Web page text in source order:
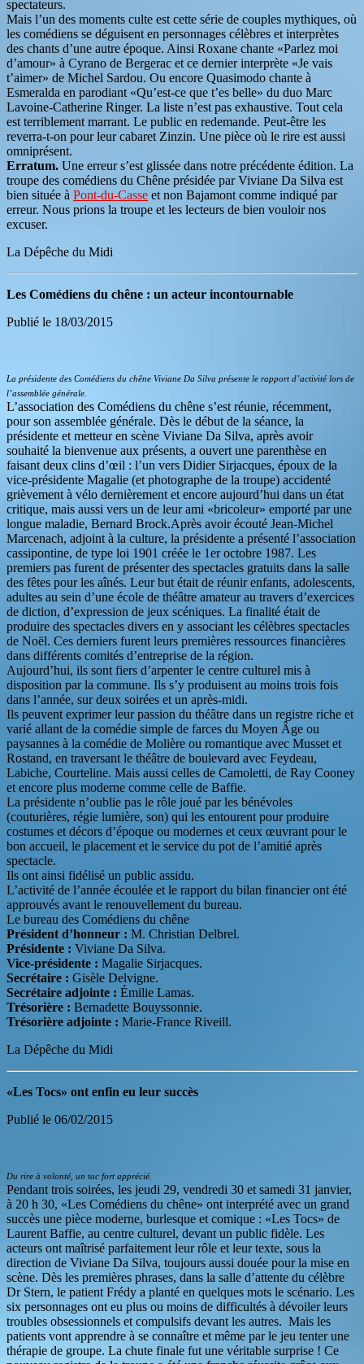
spectateurs.
Mais l’un des moments culte est cette série de couples mythiques, où
les comédiens se déguisent en personnages célèbres et interprètes
des chants d’une autre époque. Ainsi Roxane chante «Parlez moi
d’amour» à Cyrano de Bergerac et ce dernier interprète «Je vais
t’aimer» de Michel Sardou. Ou encore Quasimodo chante à
Esmeralda en parodiant «Qu’est-ce que t’es belle» du duo Marc
Lavoine-Catherine Ringer. La liste n’est pas exhaustive. Tout cela
est terriblement marrant. Le public en redemande. Peut-être les
reverra-t-on pour leur cabaret Zinzin. Une pièce où le rire est aussi
omniprésent.
Erratum. Une erreur s’est glissée dans notre précédente édition. La
troupe des comédiens du Chêne présidée par Viviane Da Silva est
bien située à Pont-du-Casse et non Bajamont comme indiqué par
erreur. Nous prions la troupe et les lecteurs de bien vouloir nos
excuser.
La Dépêche du Midi
Les Comédiens du chêne : un acteur incontournable
Publié le 18/03/2015
La présidente des Comédiens du chêne Viviane Da Silva présente le rapport d’activité lors de
l’assemblée générale.
L’association des Comédiens du chêne s’est réunie, récemment,
pour son assemblée générale. Dès le début de la séance, la
présidente et metteur en scène Viviane Da Silva, après avoir
souhaité la bienvenue aux présents, a ouvert une parenthèse en
faisant deux clins d’œil : l’un vers Didier Sirjacques, époux de la
vice-présidente Magalie (et photographe de la troupe) accidenté
grièvement à vélo dernièrement et encore aujourd’hui dans un état
critique, mais aussi vers un de leur ami «bricoleur» emporté par une
longue maladie, Bernard Brock.Après avoir écouté Jean-Michel
Marcenach, adjoint à la culture, la présidente a présenté l’association
cassipontine, de type loi 1901 créée le 1er octobre 1987. Les
premiers pas furent de présenter des spectacles gratuits dans la salle
des fêtes pour les aînés. Leur but était de réunir enfants, adolescents,
adultes au sein d’une école de théâtre amateur au travers d’exercices
de diction, d’expression de jeux scéniques. La finalité était de
produire des spectacles divers en y associant les célèbres spectacles
de Noël. Ces derniers furent leurs premières ressources financières
dans différents comités d’entreprise de la région.
Aujourd’hui, ils sont fiers d’arpenter le centre culturel mis à
disposition par la commune. Ils s’y produisent au moins trois fois
dans l’année, sur deux soirées et un après-midi.
Ils peuvent exprimer leur passion du théâtre dans un registre riche et
varié allant de la comédie simple de farces du Moyen Âge ou
paysannes à la comédie de Molière ou romantique avec Musset et
Rostand, en traversant le théâtre de boulevard avec Feydeau,
Labiche, Courteline. Mais aussi celles de Camoletti, de Ray Cooney
et encore plus moderne comme celle de Baffie.
La présidente n’oublie pas le rôle joué par les bénévoles
(couturières, régie lumière, son) qui les entourent pour produire
costumes et décors d’époque ou modernes et ceux œuvrant pour le
bon accueil, le placement et le service du pot de l’amitié après
spectacle.
Ils ont ainsi fidélisé un public assidu.
L’activité de l’année écoulée et le rapport du bilan financier ont été
approuvés avant le renouvellement du bureau.
Le bureau des Comédiens du chêne
Président d’honneur : M. Christian Delbrel.
Présidente : Viviane Da Silva.
Vice-présidente : Magalie Sirjacques.
Secrétaire : Gisèle Delvigne.
Secrétaire adjointe : Émilie Lamas.
Trésorière : Bernadette Bouyssonnie.
Trésorière adjointe : Marie-France Riveill.
La Dépêche du Midi
«Les Tocs» ont enfin eu leur succès
Publié le 06/02/2015
Du rire à volonté, un toc fort apprécié.
Pendant trois soirées, les jeudi 29, vendredi 30 et samedi 31 janvier,
à 20 h 30, «Les Comédiens du chêne» ont interprété avec un grand
succès une pièce moderne, burlesque et comique : «Les Tocs» de
Laurent Baffie, au centre culturel, devant un public fidèle. Les
acteurs ont maîtrisé parfaitement leur rôle et leur texte, sous la
direction de Viviane Da Silva, toujours aussi douée pour la mise en
scène. Dès les premières phrases, dans la salle d’attente du célèbre
Dr Stern, le patient Frédy a planté en quelques mots le scénario. Les
six personnages ont eu plus ou moins de difficultés à dévoiler leurs
troubles obsessionnels et compulsifs devant les autres. Mais les
patients vont apprendre à se connaître et même par le jeu tenter une
thérapie de groupe. La chute finale fut une véritable surprise ! Ce